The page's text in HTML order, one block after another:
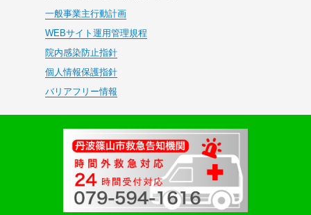
一般事業主行動計画
WEBサイト運用管理規程
院内感染防止指針
個人情報保護指針
バリアフリー情報